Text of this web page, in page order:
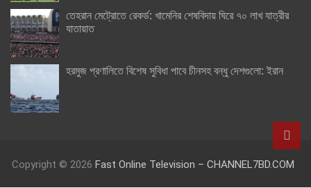
তেহরান মেট্রোতে রেকর্ড: খামেনির শেষবিদায় ঘিরে ৭০ লাখ যাত্রীর
যাতায়াত
হরমুজ প্রণালিতে বিশেষ সুবিধা পাবে চীনসহ বন্ধু দেশগুলো: ইরান
Copyright © 2026 Fast Online Television – CHANNEL7BD.COM